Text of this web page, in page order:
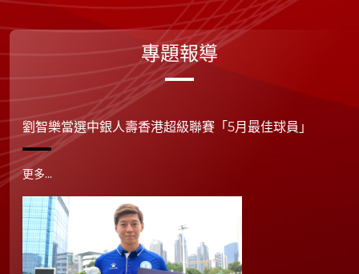
專題報導
劉智樂當選中銀人壽香港超級聯賽「5月最佳球員」
更多...